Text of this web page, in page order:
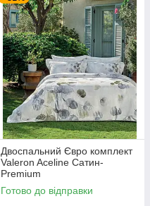
Двоспальний Євро комплект
Valeron Aceline Сатин-
Premium
Готово до відправки